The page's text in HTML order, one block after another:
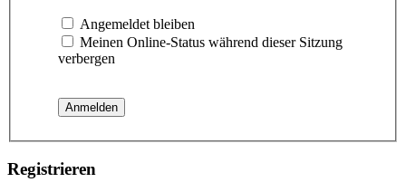
Angemeldet bleiben
Meinen Online-Status während dieser Sitzung
verbergen
Registrieren